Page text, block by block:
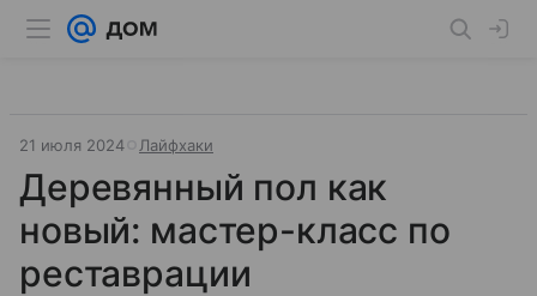
21 июля 2024 Лайфхаки
Деревянный пол как
новый: мастер-класс по
реставрации